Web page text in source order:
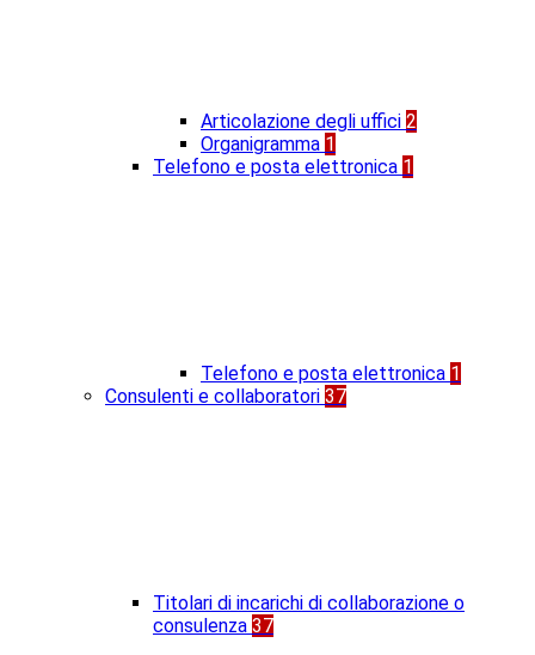
Articolazione degli uffici 2
Organigramma 1
Telefono e posta elettronica 1
Telefono e posta elettronica 1
Consulenti e collaboratori 37
Titolari di incarichi di collaborazione o
consulenza 37